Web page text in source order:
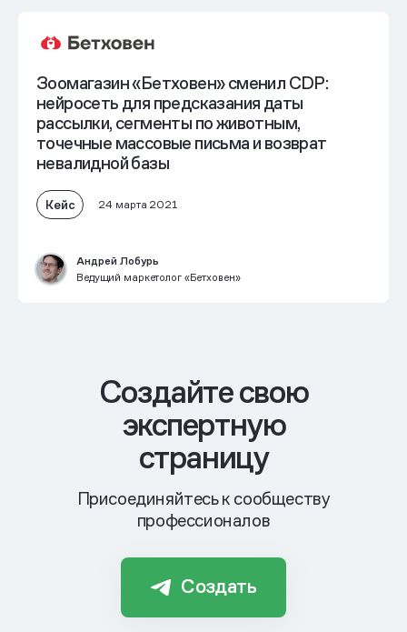
Зоомагазин «Бетховен» сменил CDP:
нейросеть для предсказания даты
рассылки, сегменты по животным,
точечные массовые письма и возврат
невалидной базы
Кейс 24 марта 2021
Андрей Лобурь
Ведущий маркетолог «Бетховен»
Cоздайте свою
экспертную
страницу
Присоединяйтесь к сообществу
профессионалов
Создать